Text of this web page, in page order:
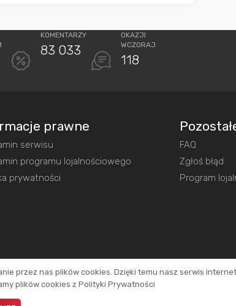
KOMENTARZY
83 033
OKAZJI
WCZORAJ
118
prawne
serwisu
programu lojalnościowego
prywatności
FAQ
Zgłoś błąd
Program
działanie naszego portalu.
przez nas plików cookies. Dzięki temu nasz serwis
plików cookies z Polityki Prywatności